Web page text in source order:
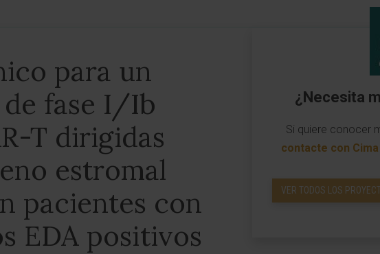
para un
fase I/Ib
T dirigidas
estromal
pacientes con
EDA positivos
¿Necesita
Si quiere conocer
contacte con
VER TODOS LOS